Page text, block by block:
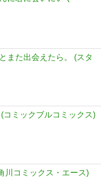
また出会えたら。 (スタ
コミックブルコミックス)
川コミックス・エース)